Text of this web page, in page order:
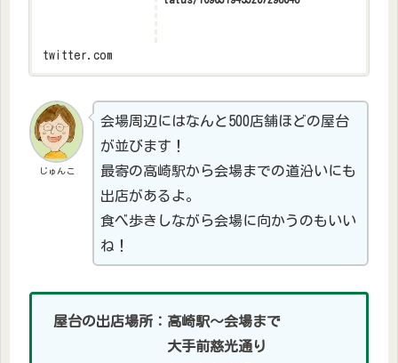
twitter.com
じゅんこ
会場周辺にはなんと500店舗ほどの屋台
が並びます！
最寄の高崎駅から会場までの道沿いにも
出店があるよ。
食べ歩きしながら会場に向かうのもいい
ね！
屋台の出店場所：高崎駅～会場まで
大手前慈光通り